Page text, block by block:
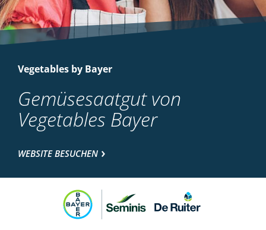
Vegetables by Bayer
Gemüsesaatgut von
Vegetables Bayer
WEBSITE BESUCHEN